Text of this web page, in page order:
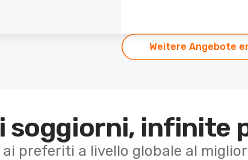
Weitere Angebote
soggiorni, infinite
ai preferiti a livello globale al